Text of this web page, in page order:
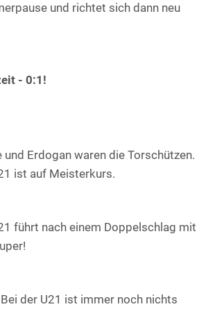
und richtet sich dann neu
- 0:1!
und Erdogan waren die Torschützen.
ist auf Meisterkurs.
führt nach einem Doppelschlag mit
der U21 ist immer noch nichts